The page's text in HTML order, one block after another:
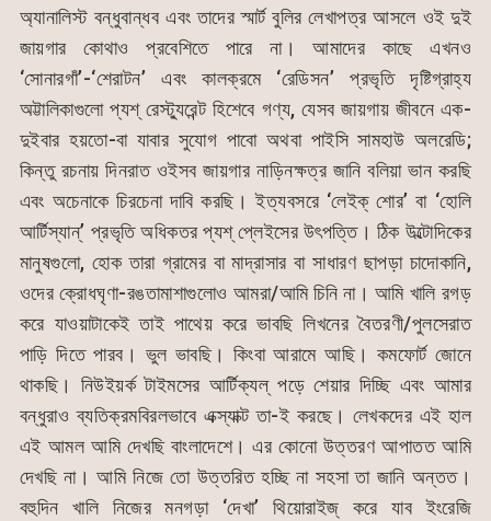
অ্যানালিস্ট বন্ধুবান্ধব এবং তাদের স্মার্ট বুলির লেখাপত্র আসলে ওই দুই
জায়গার কোথাও প্রবেশিতে পারে না। আমাদের কাছে এখনও
‘সোনারগাঁ’-‘শেরাটন’ এবং কালক্রমে ‘রেডিসন’ প্রভৃতি দৃষ্টিগ্রাহ্য
অট্টালিকাগুলো প্যশ্ রেস্ট্যুরেন্ট হিশেবে গণ্য, যেসব জায়গায় জীবনে এক-
দুইবার হয়তো-বা যাবার সুযোগ পাবো অথবা পাইসি সামহাউ অলরেডি;
কিন্তু রচনায় দিনরাত ওইসব জায়গার নাড়িনক্ষত্র জানি বলিয়া ভান করছি
এবং অচেনাকে চিরচেনা দাবি করছি। ইত্যবসরে ‘লেইক্ শোর’ বা ‘হোলি
আর্টিস্যান্’ প্রভৃতি অধিকতর প্যশ্ প্লেইসের উৎপত্তি। ঠিক উল্টোদিকের
মানুষগুলো, হোক তারা গ্রামের বা মাদ্রাসার বা সাধারণ ছাপড়া চাদোকানি,
ওদের ক্রোধঘৃণা-রঙতামাশাগুলোও আমরা/আমি চিনি না। আমি খালি রগড়
করে যাওয়াটাকেই তাই পাথেয় করে ভাবছি লিখনের বৈতরণী/পুলসেরাত
পাড়ি দিতে পারব। ভুল ভাবছি। কিংবা আরামে আছি। কমফোর্ট জোনে
থাকছি। নিউইয়র্ক টাইমসের আর্টিক্যল্ পড়ে শেয়ার দিচ্ছি এবং আমার
বন্ধুরাও ব্যতিক্রমবিরলভাবে এক্স্যাক্ট তা-ই করছে। লেখকদের এই হাল
এই আমল আমি দেখছি বাংলাদেশে। এর কোনো উত্তরণ আপাতত আমি
দেখছি না। আমি নিজে তো উত্তরিত হচ্ছি না সহসা তা জানি অন্তত।
বহুদিন খালি নিজের মনগড়া ‘দেখা’ থিয়োরাইজ্ করে যাব ইংরেজি